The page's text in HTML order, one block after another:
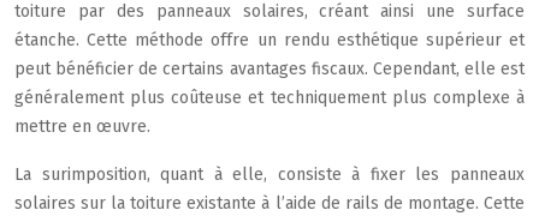
toiture par des panneaux solaires, créant ainsi une surface
étanche. Cette méthode offre un rendu esthétique supérieur et
peut bénéficier de certains avantages fiscaux. Cependant, elle est
généralement plus coûteuse et techniquement plus complexe à
mettre en œuvre.
La surimposition, quant à elle, consiste à fixer les panneaux
solaires sur la toiture existante à l’aide de rails de montage. Cette